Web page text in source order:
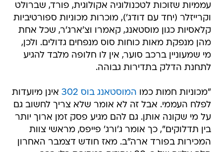
עממיות שזוכות לטכנולוגיה אקולוגית, פורד, שברולט
וקרייזלר (יחד עם דודג'), מוכרות מכוניות ספורטיביות
קלאסיות כגון מוסטאנג, קאמרו וצ'ארג'ר, שכל אחת
מהן מנפקת מאות כוחות סוס מנפחים גדולים. ולכן,
מי שמעוניין ברכב סוער, אין לו חלופה מלבד להגיע
לתחנת הדלק בתדירות גבוהה.
"מכוניות חמות כמו המוסטאנג בוס 302
אינן מיועדות
לפלח העממי. אבל זה לא אומר שלא צריך לחשוב גם
על מי שקונה אותן. גם להם מגיע פסק זמן ארוך יותר
בין תדלוקים", כך אומר ג'ורג' פייפס, מראשי צוות
המכירות בפורד ארה"ב. מאז חודש דצמבר האחרון